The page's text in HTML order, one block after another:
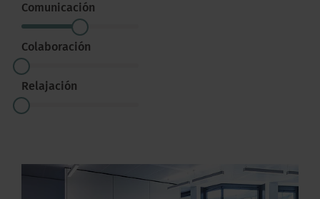
Comunicación
Colaboración
Relajación